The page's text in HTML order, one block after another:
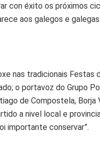
con éxito os próximos
aos galegos e
nas tradicionais Festas
o portavoz do Grupo
de Compostela,
a nivel local e
importante conservar”.